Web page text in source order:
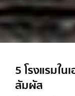
5 โรงแรมใน
สัมผัส